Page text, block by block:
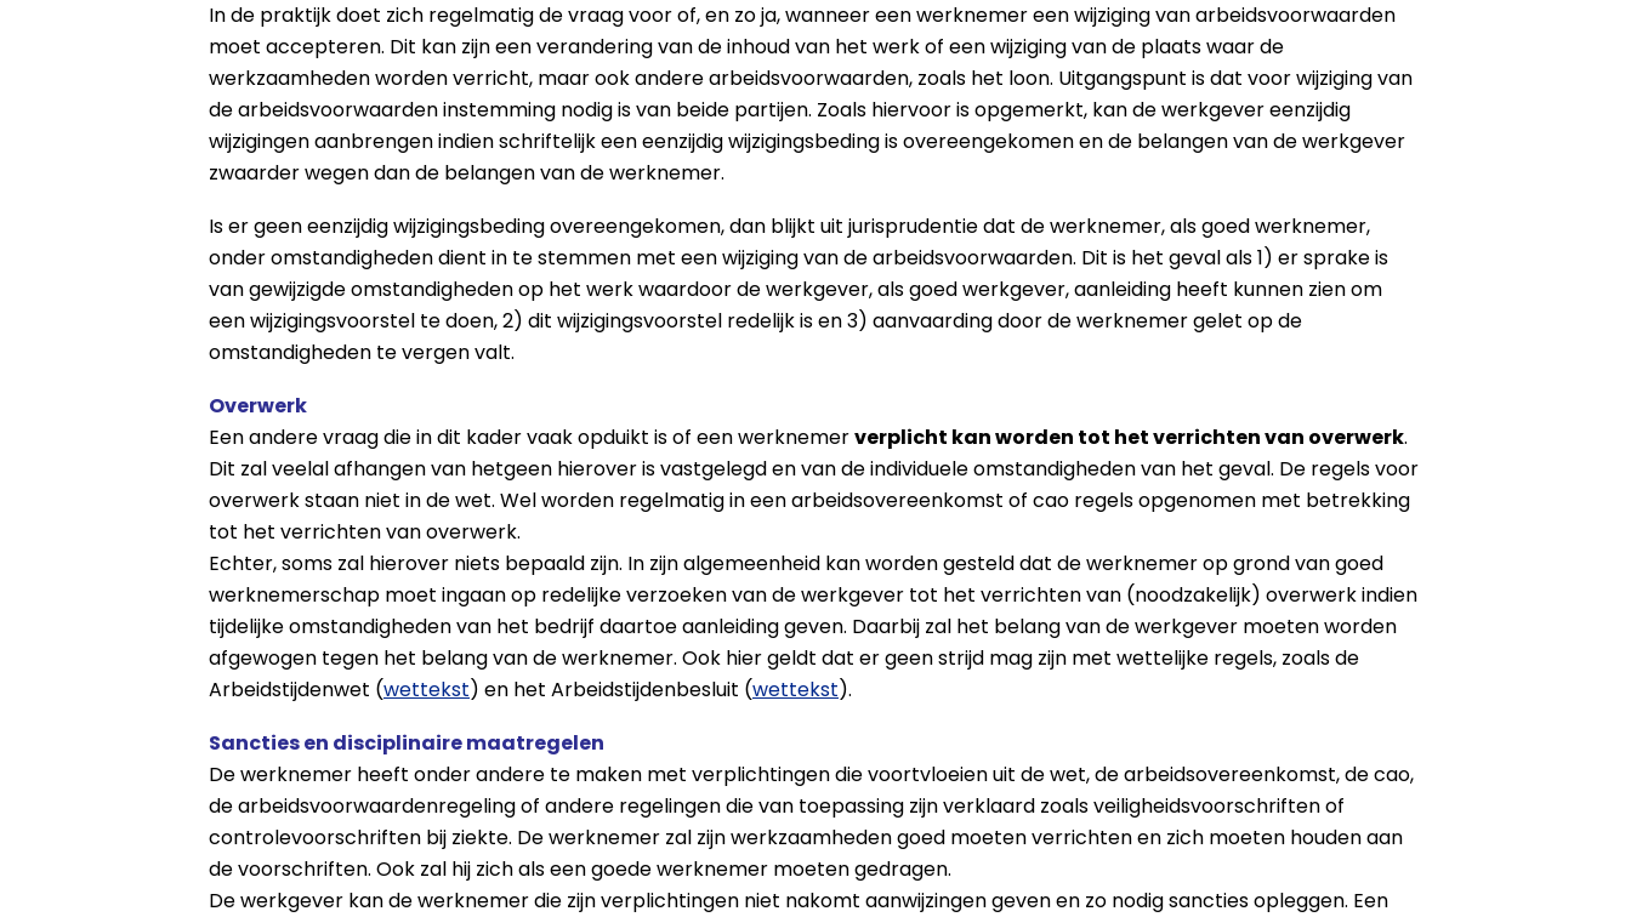
In de praktijk doet zich regelmatig de vraag voor of, en zo ja, wanneer een werknemer een wijziging van arbeidsvoorwaarden
moet accepteren. Dit kan zijn een verandering van de inhoud van het werk of een wijziging van de plaats waar de
werkzaamheden worden verricht, maar ook andere arbeidsvoorwaarden, zoals het loon. Uitgangspunt is dat voor wijziging van
de arbeidsvoorwaarden instemming nodig is van beide partijen. Zoals hiervoor is opgemerkt, kan de werkgever eenzijdig
wijzigingen aanbrengen indien schriftelijk een eenzijdig wijzigingsbeding is overeengekomen en de belangen van de werkgever
zwaarder wegen dan de belangen van de werknemer.
Is er geen eenzijdig wijzigingsbeding overeengekomen, dan blijkt uit jurisprudentie dat de werknemer, als goed werknemer,
onder omstandigheden dient in te stemmen met een wijziging van de arbeidsvoorwaarden. Dit is het geval als 1) er sprake is
van gewijzigde omstandigheden op het werk waardoor de werkgever, als goed werkgever, aanleiding heeft kunnen zien om
een wijzigingsvoorstel te doen, 2) dit wijzigingsvoorstel redelijk is en 3) aanvaarding door de werknemer gelet op de
omstandigheden te vergen valt.
Overwerk
Een andere vraag die in dit kader vaak opduikt is of een werknemerverplicht kan worden tot het verrichten van overwerk.
Dit zal veelal afhangen van hetgeen hierover is vastgelegd en van de individuele omstandigheden van het geval. De regels voor
overwerk staan niet in de wet. Wel worden regelmatig in een arbeidsovereenkomst of cao regels opgenomen met betrekking
tot het verrichten van overwerk.
Echter, soms zal hierover niets bepaald zijn. In zijn algemeenheid kan worden gesteld dat de werknemer op grond van goed
werknemerschap moet ingaan op redelijke verzoeken van de werkgever tot het verrichten van (noodzakelijk) overwerk indien
tijdelijke omstandigheden van het bedrijf daartoe aanleiding geven. Daarbij zal het belang van de werkgever moeten worden
afgewogen tegen het belang van de werknemer. Ook hier geldt dat er geen strijd mag zijn met wettelijke regels, zoals de
Arbeidstijdenwet (wettekst) en het Arbeidstijdenbesluit (wettekst).
Sancties en disciplinaire maatregelen
De werknemer heeft onder andere te maken met verplichtingen die voortvloeien uit de wet, de arbeidsovereenkomst, de cao,
de arbeidsvoorwaardenregeling of andere regelingen die van toepassing zijn verklaard zoals veiligheidsvoorschriften of
controlevoorschriften bij ziekte. De werknemer zal zijn werkzaamheden goed moeten verrichten en zich moeten houden aan
de voorschriften. Ook zal hij zich als een goede werknemer moeten gedragen.
De werkgever kan de werknemer die zijn verplichtingen niet nakomt aanwijzingen geven en zo nodig sancties opleggen. Een